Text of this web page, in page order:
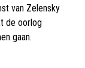
van Zelensky
de oorlog
gaan.